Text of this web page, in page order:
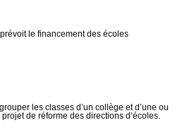
le financement des écoles
les classes d’un collège et d’une ou
de réforme des directions d’écoles.